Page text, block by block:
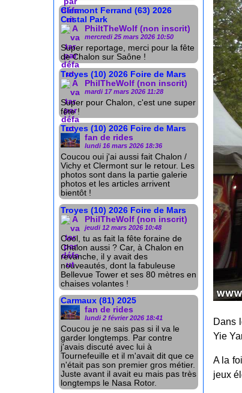
Clermont Ferrand (63) 2026
Cristal Park
PhiltTheWolf (non inscrit)
mercredi 25 mars 2026 10:50
Super reportage, merci pour la fête
de Chalon sur Saône !
Troyes (10) 2026 Foire de Mars
PhilTheWolf (non inscrit)
mardi 17 mars 2026 11:28
Super pour Chalon, c'est une super
fête !
Troyes (10) 2026 Foire de Mars
fan de rides
lundi 16 mars 2026 18:36
Coucou oui j'ai aussi fait Chalon /
Vichy et Clermont sur le retour. Les
photos sont dans la partie galerie
photos et les articles arrivent
bientôt !
Troyes (10) 2026 Foire de Mars
PhilTheWolf (non inscrit)
jeudi 12 mars 2026 10:48
Cool, tu as fait la fête foraine de
Chalon aussi ? Car, à Chalon en
revanche, il y avait des
nouveautés, dont la fabuleuse
Bellevue Tower et ses 80 mètres en
chaises volantes !
Carmaux (81) 2025
fan de rides
lundi 2 février 2026 18:41
Coucou je ne sais pas si il va le
garder longtemps. Par contre
j'avais discuté avec lui à
Tournefeuille et il m'avait dit que ce
n'était pas son premier gros métier.
Juste avant il avait eu mais pas très
longtemps le Nasa Rotor.
Dans
Yie
A la
jeux